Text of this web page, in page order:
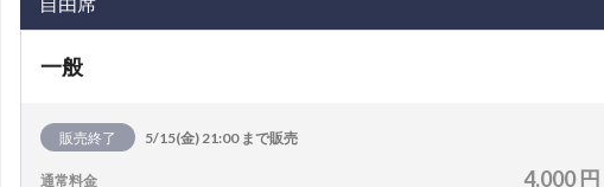
一般
販売終了 5/15(金) 21:00 まで販売
通常料金 4,000 円